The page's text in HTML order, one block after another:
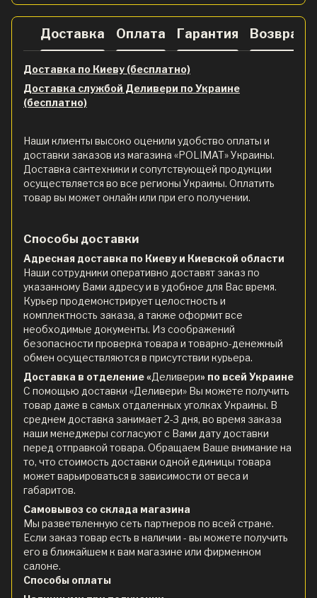
Доставка Оплата Гарантия Возврат
Доставка по Киеву (бесплатно)
Доставка службой Деливери по Украине
(бесплатно)
Наши клиенты высоко оценили удобство оплаты и
доставки заказов из магазина «POLIMAT» Украины.
Доставка сантехники и сопутствующей продукции
осуществляется во все регионы Украины. Оплатить
товар вы может онлайн или при его получении.
Способы доставки
Адресная доставка по Киеву и Киевской области
Наши сотрудники оперативно доставят заказ по
указанному Вами адресу и в удобное для Вас время.
Курьер продемонстрирует целостность и
комплектность заказа, а также оформит все
необходимые документы. Из соображений
безопасности проверка товара и товарно-денежный
обмен осуществляются в присутствии курьера.
Доставка в отделение «Деливери» по всей Украине
С помощью доставки «Деливери» Вы можете получить
товар даже в самых отдаленных уголках Украины. В
среднем доставка занимает 2-3 дня, во время заказа
наши менеджеры согласуют с Вами дату доставки
перед отправкой товара. Обращаем Ваше внимание на
то, что стоимость доставки одной единицы товара
может варьироваться в зависимости от веса и
габаритов.
Самовывоз со склада магазина
Мы разветвленную сеть партнеров по всей стране.
Если заказ товар есть в наличии - вы можете получить
его в ближайшем к вам магазине или фирменном
салоне.
Способы оплаты